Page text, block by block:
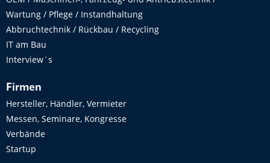
Wartung / Pflege / Instandhaltung
Abbruchtechnik / Rückbau / Recycling
IT am Bau
Interview´s
Firmen
Hersteller, Händler, Vermieter
Messen, Seminare, Kongresse
Verbände
Startup